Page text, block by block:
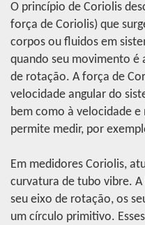
O princípio de Coriolis
força de Coriolis) que
corpos ou fluidos em
quando seu movimento é
de rotação. A força de
velocidade angular do
bem como à velocidade
permite medir, por
Em medidores Coriolis,
curvatura de tubo vibre.
seu eixo de rotação, os
um círculo primitivo.